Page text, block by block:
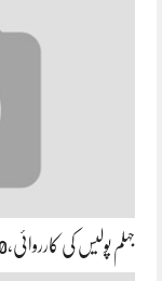
جہلم پولیس کی کارروائی،10 سالہ بچے کو جنسی زیادتی کا نشانہ بنانے والا ملزم…